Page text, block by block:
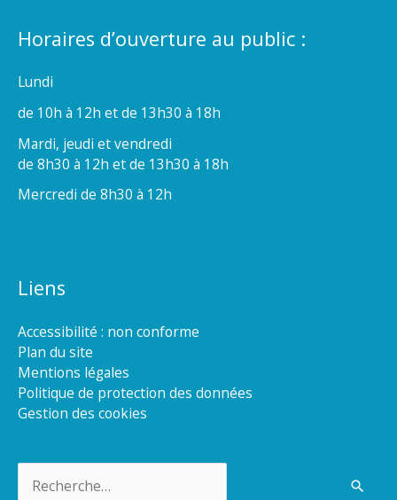
Horaires d’ouverture au public :
Lundi
de 10h à 12h et de 13h30 à 18h
Mardi, jeudi et vendredi
de 8h30 à 12h et de 13h30 à 18h
Mercredi de 8h30 à 12h
Liens
Accessibilité : non conforme
Plan du site
Mentions légales
Politique de protection des données
Gestion des cookies